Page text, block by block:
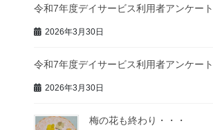
令和7年度デイサービス利用者アンケー
2026年3月30日
令和7年度デイサービス利用者アンケー
2026年3月30日
梅の花も終わり・・・